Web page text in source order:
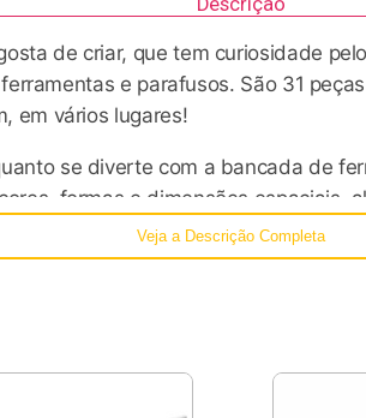
de criar, que tem curiosidade
e parafusos. São 31
em vários lugares!
se diverte com a bancada de
formas e dimensões espaciais,
a auto exploração e a imaginação.
Veja a Descrição Completa